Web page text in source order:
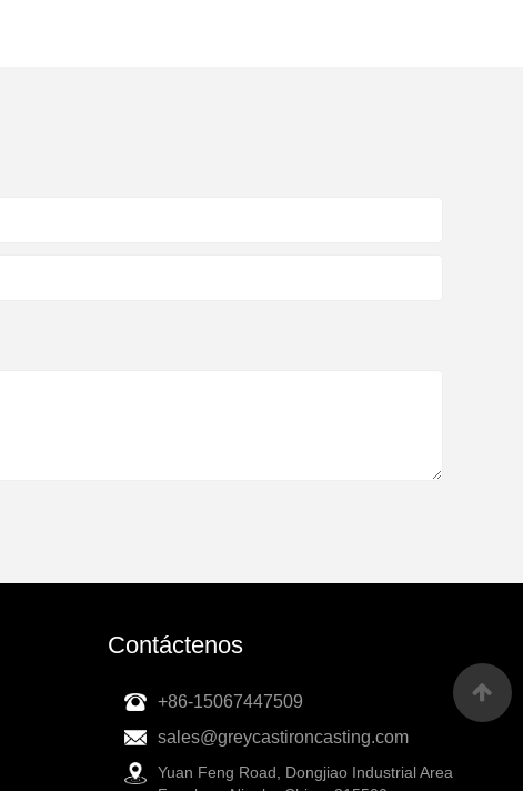
Contáctenos
+86-15067447509
sales@greycastironcasting.com
Yuan Feng Road, Dongjiao Industrial Area